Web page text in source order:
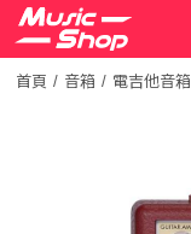
首頁 音箱 電吉他音箱